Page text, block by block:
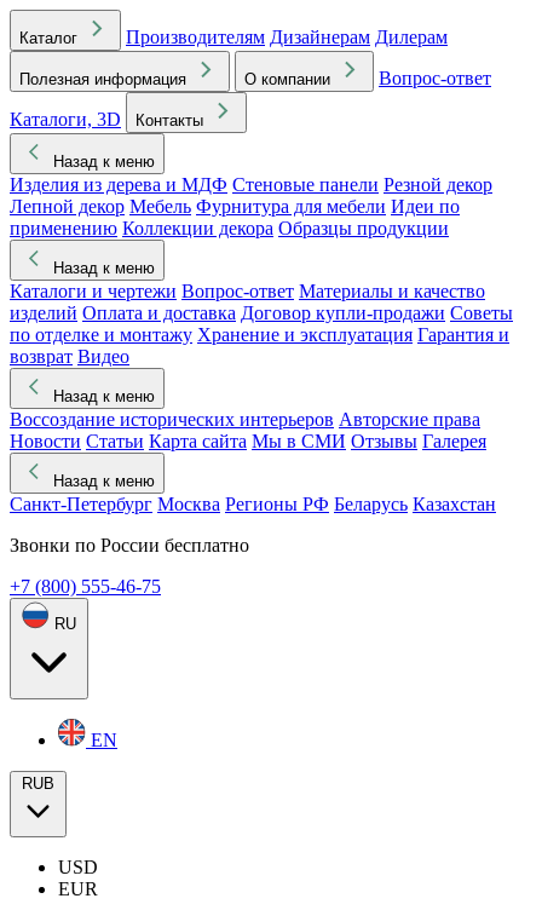
Каталог Производителям Дизайнерам Дилерам
Полезная информация О компании
Вопрос-ответ
Каталоги, 3D
Контакты
Назад к меню
Изделия из дерева и МДФ Стеновые панели Резной декор
Лепной декор Мебель Фурнитура для мебели Идеи по
применению Коллекции декора Образцы продукции
Назад к меню
Каталоги и чертежи Вопрос-ответ Материалы и качество
изделий Оплата и доставка Договор купли-продажи Советы
по отделке и монтажу Хранение и эксплуатация Гарантия и
возврат Видео
Назад к меню
Воссоздание исторических интерьеров Авторские права
Новости Статьи Карта сайта Мы в СМИ Отзывы Галерея
Назад к меню
Санкт-Петербург Москва Регионы РФ Беларусь Казахстан
Звонки по России бесплатно
+7 (800) 555-46-75
RU
EN
RUB
USD
EUR